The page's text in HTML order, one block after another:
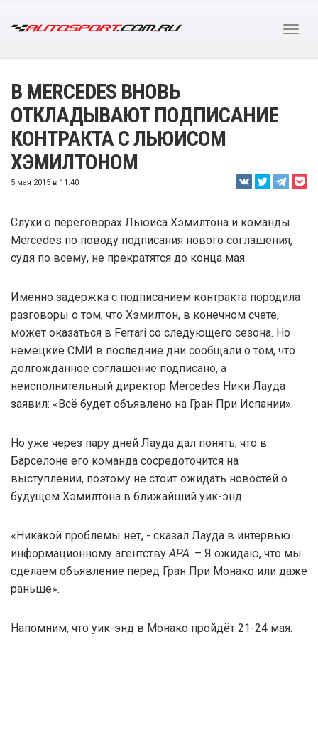
В MERCEDES ВНОВЬ
ОТКЛАДЫВАЮТ ПОДПИСАНИЕ
КОНТРАКТА С ЛЬЮИСОМ
ХЭМИЛТОНОМ
5 мая 2015 в 11:40
Слухи о переговорах Льюиса Хэмилтона и команды
Mercedes по поводу подписания нового соглашения,
судя по всему, не прекратятся до конца мая.
Именно задержка с подписанием контракта породила
разговоры о том, что Хэмилтон, в конечном счете,
может оказаться в Ferrari со следующего сезона. Но
немецкие СМИ в последние дни сообщали о том, что
долгожданное соглашение подписано, а
неисполнительный директор Mercedes Ники Лауда
заявил: «Всё будет объявлено на Гран При Испании».
Но уже через пару дней Лауда дал понять, что в
Барселоне его команда сосредоточится на
выступлении, поэтому не стоит ожидать новостей о
будущем Хэмилтона в ближайший уик-энд.
«Никакой проблемы нет, - сказал Лауда в интервью
информационному агентствуАРА. – Я ожидаю, что мы
сделаем объявление перед Гран При Монако или даже
раньше».
Напомним, что уик-энд в Монако пройдёт 21-24 мая.